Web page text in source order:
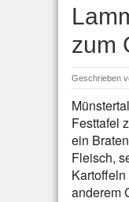
zum
Geschrieben
Festtafel
ein
Fleisch,
anderem